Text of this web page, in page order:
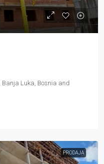
Banja Luka, Bosnia and
PRODAJA